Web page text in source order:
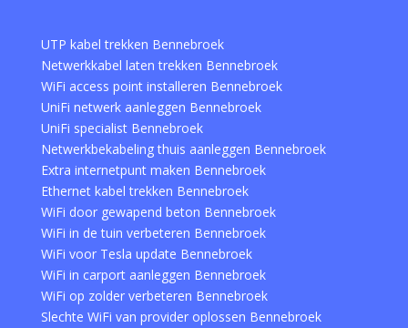
UTP kabel trekken Bennebroek
Netwerkkabel laten trekken Bennebroek
WiFi access point installeren Bennebroek
UniFi netwerk aanleggen Bennebroek
UniFi specialist Bennebroek
Netwerkbekabeling thuis aanleggen Bennebroek
Extra internetpunt maken Bennebroek
Ethernet kabel trekken Bennebroek
WiFi door gewapend beton Bennebroek
WiFi in de tuin verbeteren Bennebroek
WiFi voor Tesla update Bennebroek
WiFi in carport aanleggen Bennebroek
WiFi op zolder verbeteren Bennebroek
Slechte WiFi van provider oplossen Bennebroek